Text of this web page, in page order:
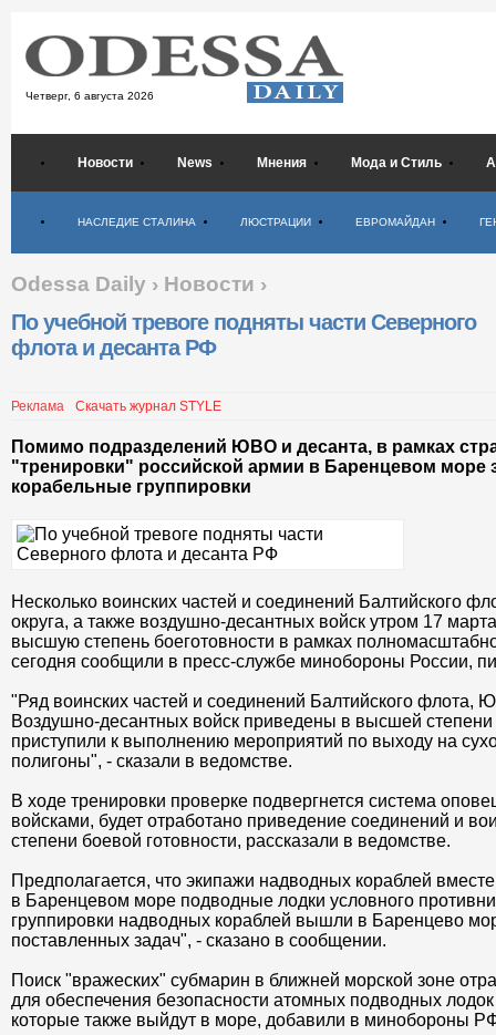
Четверг, 6 августа 2026
Новости News Мнения Мода и Стиль
НАСЛЕДИЕ СТАЛИНА ЛЮСТРАЦИИ ЕВРОМАЙДАН
Odessa Daily › Новости ›
По учебной тревоге подняты части Северного
флота и десанта РФ
Реклама Скачать журнал STYLE
Помимо подразделений ЮВО и десанта, в рамках
"тренировки" российской армии в Баренцевом море
корабельные группировки
Несколько воинских частей и соединений Балтийского
округа, а также воздушно-десантных войск утром 17
высшую степень боеготовности в рамках
сегодня сообщили в пресс-службе минобороны России,
"Ряд воинских частей и соединений Балтийского флота,
Воздушно-десантных войск приведены в высшей степени
приступили к выполнению мероприятий по выходу на
полигоны", - сказали в ведомстве.
В ходе тренировки проверке подвергнется система
войсками, будет отработано приведение соединений и
степени боевой готовности, рассказали в ведомстве.
Предполагается, что экипажи надводных кораблей вместе
в Баренцевом море подводные лодки условного
группировки надводных кораблей вышли в Баренцево
поставленных задач", - сказано в сообщении.
Поиск "вражеских" субмарин в ближней морской зоне
для обеспечения безопасности атомных подводных
которые также выйдут в море, добавили в минобороны